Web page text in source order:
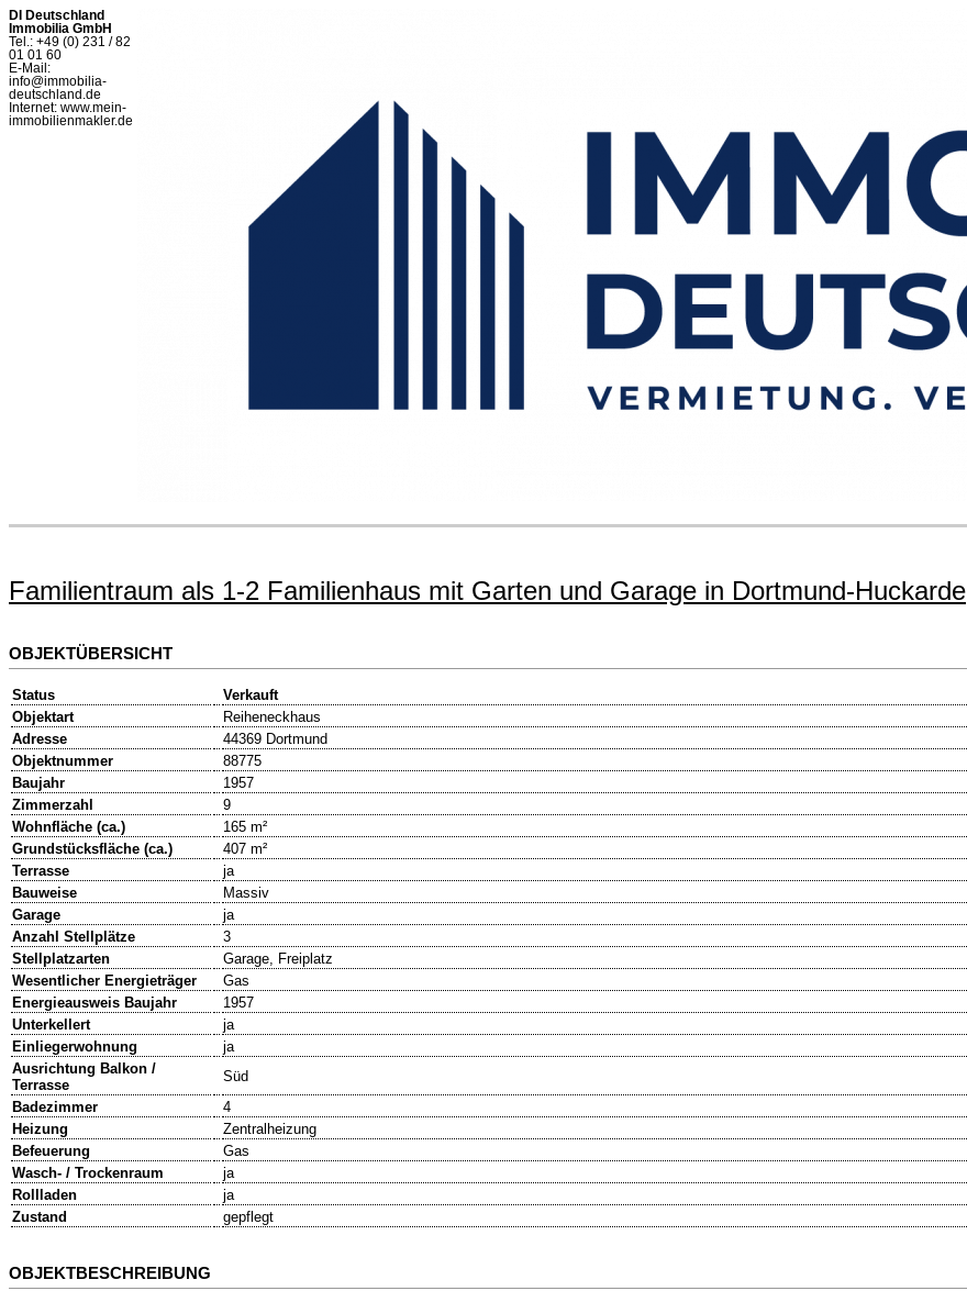
DI Deutschland
Immobilia GmbH
Tel.: +49 (0) 231 / 82
01 01 60
E-Mail:
info@immobilia-
deutschland.de
Internet: www.mein-
immobilienmakler.de
Familientraum als 1-2 Familienhaus mit Garten und Garage in Dortmund-Huckarde
OBJEKTÜBERSICHT
Status
Verkauft
Objektart
Reiheneckhaus
Adresse
44369 Dortmund
Objektnummer
88775
Baujahr
1957
Zimmerzahl
9
Wohnfläche (ca.)
165 m²
Grundstücksfläche (ca.)
407 m²
Terrasse
ja
Bauweise
Massiv
Garage
ja
Anzahl Stellplätze
3
Stellplatzarten
Garage, Freiplatz
Wesentlicher Energieträger
Gas
Energieausweis Baujahr
1957
Unterkellert
ja
Einliegerwohnung
ja
Ausrichtung Balkon /
Terrasse
Süd
Badezimmer
4
Heizung
Zentralheizung
Befeuerung
Gas
Wasch- / Trockenraum
ja
Rollladen
ja
Zustand
gepflegt
OBJEKTBESCHREIBUNG